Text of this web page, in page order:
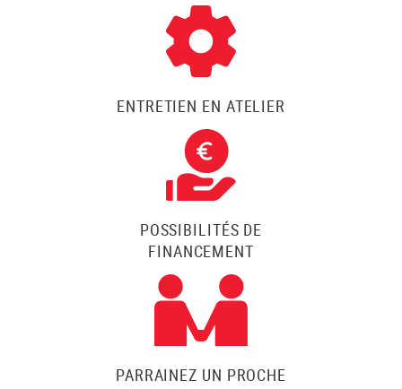
ENTRETIEN EN ATELIER
POSSIBILITÉS DE
FINANCEMENT
PARRAINEZ UN PROCHE